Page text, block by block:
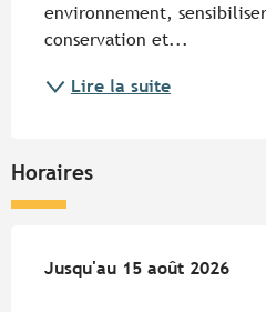
environnement,
conservation et...
Lire la suite
Horaires
Du15 juillet 2026au15
Jusqu'au 15 août 2026